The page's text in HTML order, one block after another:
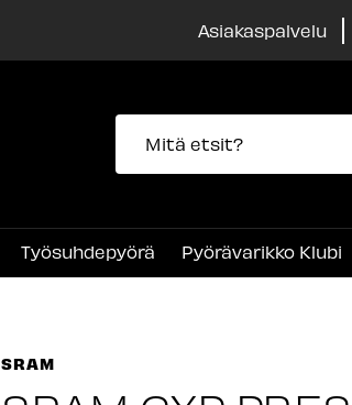
Asiakaspalvelu
Työsuhdepyörä Pyörävarikko Klubi
SRAM